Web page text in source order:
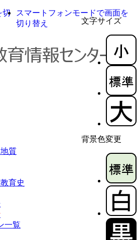
文字サイズ
背景色変更
切
スマートフォンモードで画面を
切り替え
質
育史
一覧